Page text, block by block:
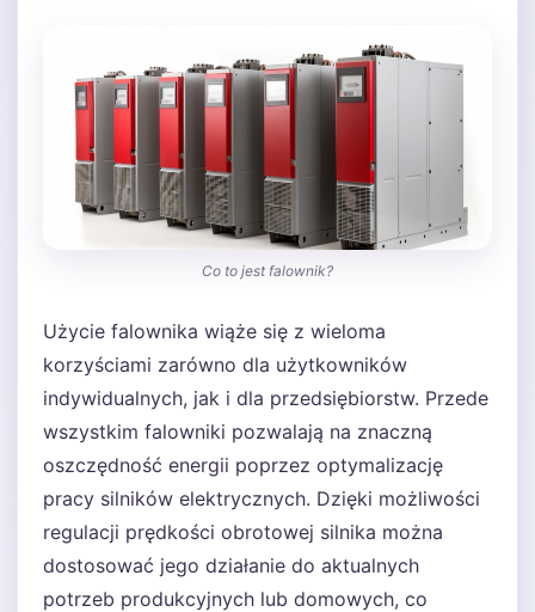
Co to jest falownik?
Użycie falownika wiąże się z wieloma
korzyściami zarówno dla użytkowników
indywidualnych, jak i dla przedsiębiorstw. Przede
wszystkim falowniki pozwalają na znaczną
oszczędność energii poprzez optymalizację
pracy silników elektrycznych. Dzięki możliwości
regulacji prędkości obrotowej silnika można
dostosować jego działanie do aktualnych
potrzeb produkcyjnych lub domowych, co